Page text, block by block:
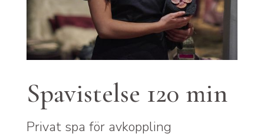
Spavistelse 120 min
Privat spa för avkoppling